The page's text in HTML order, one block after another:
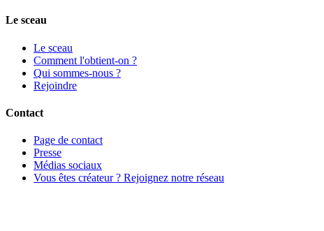
Le sceau
Le sceau
Comment l'obtient-on ?
Qui sommes-nous ?
Rejoindre
Contact
Page de contact
Presse
Médias sociaux
Vous êtes créateur ? Rejoignez notre réseau